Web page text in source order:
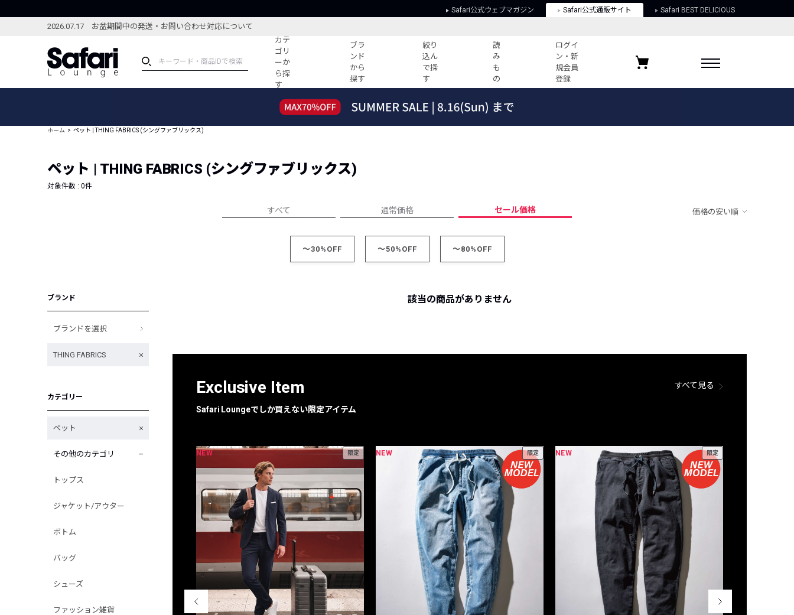
Safari公式ウェブマガジン Safari公式通販サイト Safari BEST DELICIOUS
2026.07.17 お盆期間中の発送・お問い合わせ対応について
カテ
ゴリ
ーか
ら探
す
ブラ
ンド
から
探す
絞り
込ん
で探
す
読
み
も
の
ログイ
ン・新
規会員
登録
ブランドから探す
新着アイテム
編集部のおすすめアイテム
特集記事
コーディネート
すべての記事
ーデ紹介
HOTなコーデ TOP20
人気記事ランキング
ウィークリーコーデ
プライバシーポリシー
お気に入りブランド
ホーム ペット | THING FABRICS (シングファブリックス)
ペット | THING FABRICS (シングファブリックス)
対象件数 : 0件
すべて 通常価格 セール価格 価格の安い順
～30%OFF ～50%OFF ～80%OFF
ブランド
ブランドを選択
THING FABRICS
カテゴリー
ペット
その他のカテゴリ
トップス
ジャケット/アウター
ボトム
バッグ
シューズ
ファッション雑貨
該当の商品がありません
Exclusive Item
Safari Loungeでしか買えない限定アイテム
すべて見る
NEW 限定 NEW 限定 NEW 限定